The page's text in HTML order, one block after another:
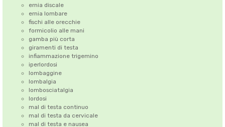
ernia discale
ernia lombare
fischi alle orecchie
formicolio alle mani
gamba più corta
giramenti di testa
infiammazione trigemino
iperlordosi
lombaggine
lombalgia
lombosciatalgia
lordosi
mal di testa continuo
mal di testa da cervicale
mal di testa e nausea